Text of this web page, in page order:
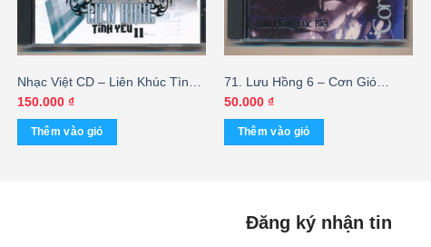
Nhạc Việt CD – Liên Khúc Tình
Yêu 11
150.000 ₫
Thêm vào giỏ
71. Lưu Hồng 6 – Cơn Gió
Thoảng
50.000 ₫
Thêm vào giỏ
Đăng ký nhận tin